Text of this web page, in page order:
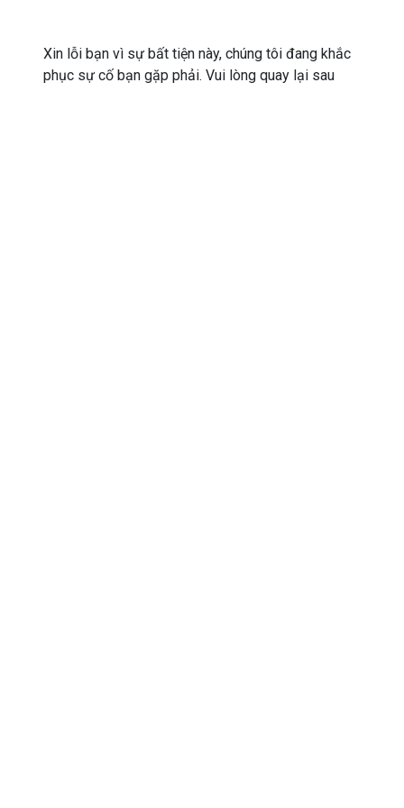
Xin lỗi bạn vì sự bất tiện này, chúng tôi đang khắc
phục sự cố bạn gặp phải. Vui lòng quay lại sau